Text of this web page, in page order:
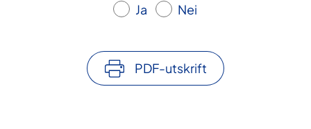
Ja Nei
PDF-utskrift